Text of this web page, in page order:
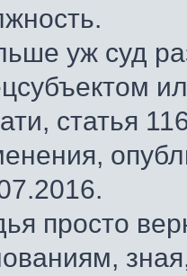
уж суд
статья
просто